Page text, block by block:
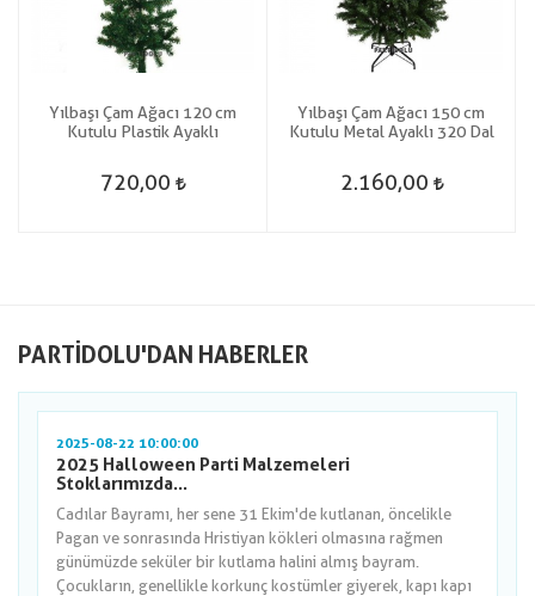
Yılbaşı Çam Ağacı 120 cm
Kutulu Plastik Ayaklı
720,00
Yılbaşı Çam Ağacı 150 cm
Kutulu Metal Ayaklı 320 Dal
2.160,00
PARTIDOLU'DAN HABERLER
2025-08-22 10:00:00
2025 Halloween Parti Malzemeleri
Stoklarımızda...
Cadılar Bayramı, her sene 31 Ekim'de kutlanan, öncelikle
Pagan ve sonrasında Hristiyan kökleri olmasına rağmen
günümüzde seküler bir kutlama halini almış bayram.
Çocukların, genellikle korkunç kostümler giyerek, kapı kapı